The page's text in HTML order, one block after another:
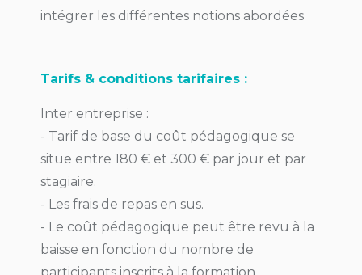
intégrer les différentes notions abordées
Tarifs & conditions tarifaires :
Inter entreprise :
- Tarif de base du coût pédagogique se
situe entre 180 € et 300 € par jour et par
stagiaire.
- Les frais de repas en sus.
- Le coût pédagogique peut être revu à la
baisse en fonction du nombre de